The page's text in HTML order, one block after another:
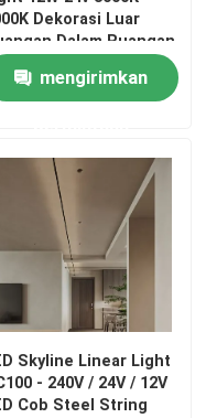
Dekorasi Luar
Dalam Ruangan
mengirimkan
Skyline Linear Light
- 240V / 24V / 12V
Cob Steel String